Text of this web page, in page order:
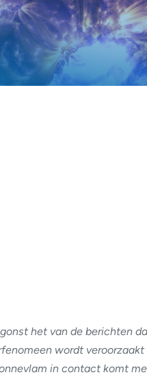
het van de berichten
wordt
in contact komt